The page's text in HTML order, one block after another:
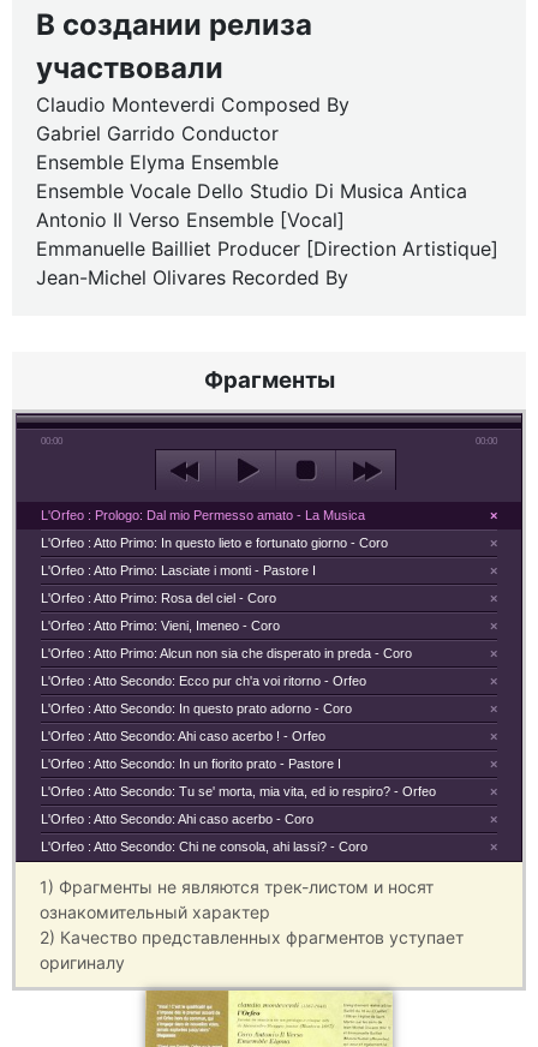
В создании релиза
участвовали
Claudio Monteverdi Composed By
Gabriel Garrido Conductor
Ensemble Elyma Ensemble
Ensemble Vocale Dello Studio Di Musica Antica
Antonio Il Verso Ensemble [Vocal]
Emmanuelle Bailliet Producer [Direction Artistique]
Jean-Michel Olivares Recorded By
Фрагменты
00:00 00:00
×
L'Orfeo : Prologo: Dal mio Permesso amato - La Musica
×
L'Orfeo : Atto Primo: In questo lieto e fortunato giorno - Coro
×
L'Orfeo : Atto Primo: Lasciate i monti - Pastore I
×
L'Orfeo : Atto Primo: Rosa del ciel - Coro
×
L'Orfeo : Atto Primo: Vieni, Imeneo - Coro
×
L'Orfeo : Atto Primo: Alcun non sia che disperato in preda - Coro
×
L'Orfeo : Atto Secondo: Ecco pur ch'a voi ritorno - Orfeo
×
L'Orfeo : Atto Secondo: In questo prato adorno - Coro
×
L'Orfeo : Atto Secondo: Ahi caso acerbo ! - Orfeo
×
L'Orfeo : Atto Secondo: In un fiorito prato - Pastore I
×
L'Orfeo : Atto Secondo: Tu se' morta, mia vita, ed io respiro? - Orfeo
×
L'Orfeo : Atto Secondo: Ahi caso acerbo - Coro
×
L'Orfeo : Atto Secondo: Chi ne consola, ahi lassi? - Coro
1) Фрагменты не являются трек-листом и носят
ознакомительный характер
2) Качество представленных фрагментов уступает
оригиналу